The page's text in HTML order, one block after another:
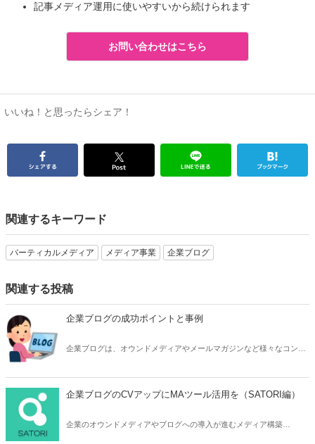
記事メディア運用に使いやすいから続けられます
お問い合わせはこちら
いいね！と思ったらシェア！
関連するキーワード
バーティカルメディア メディア事業 企業ブログ
関連する投稿
企業ブログの成功ポイントと事例
企業ブログは、オウンドメディアやメールマガジンなど様々なコンテ
企業ブログのCVアップにMAツール活用を（SATORI編）
企業のオウンドメディアやブログへの導入が進むメディア構築